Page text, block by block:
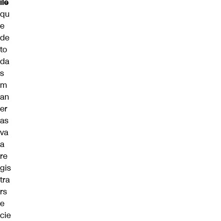
qu
e
de
to
da
s
m
an
er
as
va
a
re
gis
tra
rs
e
cie